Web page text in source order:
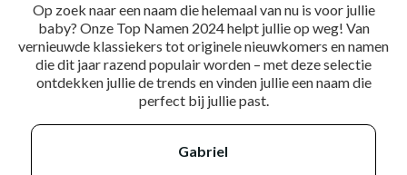
Op zoek naar een naam die helemaal van nu is voor jullie
baby? Onze Top Namen 2024 helpt jullie op weg! Van
vernieuwde klassiekers tot originele nieuwkomers en namen
die dit jaar razend populair worden – met deze selectie
ontdekken jullie de trends en vinden jullie een naam die
perfect bij jullie past.
gabriel